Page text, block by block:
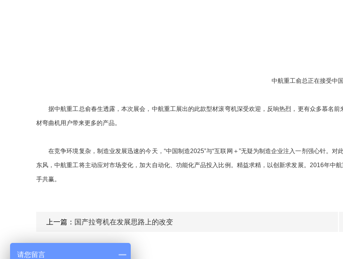
中航重工俞总正在接受中
据中航重工总俞春生透露，本次展会，中航重工展出的此款型材滚弯机深受欢迎，反响热烈，更有众多慕名
材弯曲机用户带来更多的产品。
在竞争环境复杂，制造业发展迅速的今天，“中国制造2025”与“互联网＋”无疑为制造企业注入一剂强心针。对
东风，中航重工将主动应对市场变化，加大自动化、功能化产品投入比例。精益求精，以创新求发展。2016年
手共赢。
上一篇： 国产拉弯机在发展思路上的改变
请您留言